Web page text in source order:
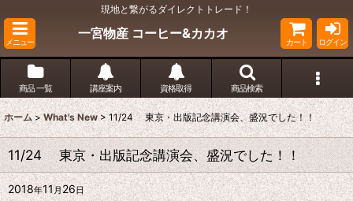
現地と繋がるダイレクトトレード！
メニュー
一宮物産 コーヒー&カカオ
カート ログイン
商品 一覧 講座案内 資格取得 商品検索
ホーム > What's New > 11/24 東京・出版記念講演会、盛況でした！！
11/24 東京・出版記念講演会、盛況でした！！
2018年11月26日